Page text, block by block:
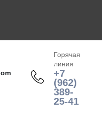
Горячая
линия
+7
(962)
389-
25-41